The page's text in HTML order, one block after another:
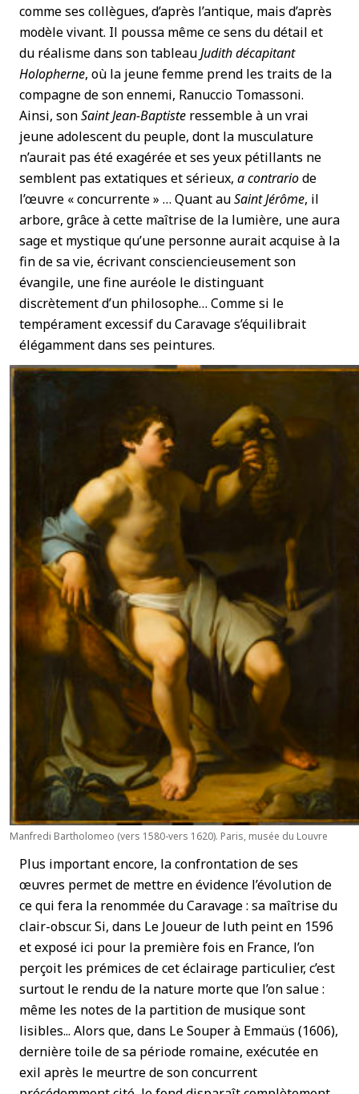
comme ses collègues, d’après l’antique, mais d’après
modèle vivant. Il poussa même ce sens du détail et
du réalisme dans son tableauJudith décapitant
Holopherne, où la jeune femme prend les traits de la
compagne de son ennemi, Ranuccio Tomassoni.
Ainsi, sonSaint Jean-Baptiste ressemble à un vrai
jeune adolescent du peuple, dont la musculature
n’aurait pas été exagérée et ses yeux pétillants ne
semblent pas extatiques et sérieux, a contrariode
l’œuvre « concurrente » … Quant auSaint Jérôme, il
arbore, grâce à cette maîtrise de la lumière, une aura
sage et mystique qu’une personne aurait acquise à la
fin de sa vie, écrivant consciencieusement son
évangile, une fine auréole le distinguant
discrètement d’un philosophe… Comme si le
tempérament excessif du Caravage s’équilibrait
élégamment dans ses peintures.
Manfredi Bartholomeo (vers 1580-vers 1620). Paris, musée du Louvre
Plus important encore, la confrontation de ses
œuvres permet de mettre en évidence l’évolution de
ce qui fera la renommée du Caravage : sa maîtrise du
clair-obscur. Si, dans Le Joueur de luth peint en 1596
et exposé ici pour la première fois en France, l’on
perçoit les prémices de cet éclairage particulier, c’est
surtout le rendu de la nature morte que l’on salue :
même les notes de la partition de musique sont
lisibles... Alors que, dans Le Souper à Emmaüs (1606),
dernière toile de sa période romaine, exécutée en
exil après le meurtre de son concurrent